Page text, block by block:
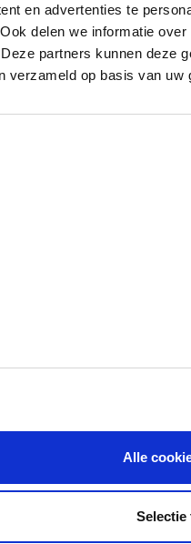
en advertenties te
delen we informatie
partners kunnen deze
verzameld op basis van
Alle
Selectie